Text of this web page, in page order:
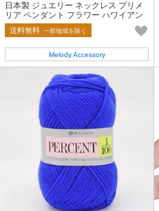
日本製 ジュエリー ネックレス プリメ
リア ペンダント フラワー ハワイアン
ジュエリー 華奢ネックレス
送料無料 一部地域を除く
Melody Accessory